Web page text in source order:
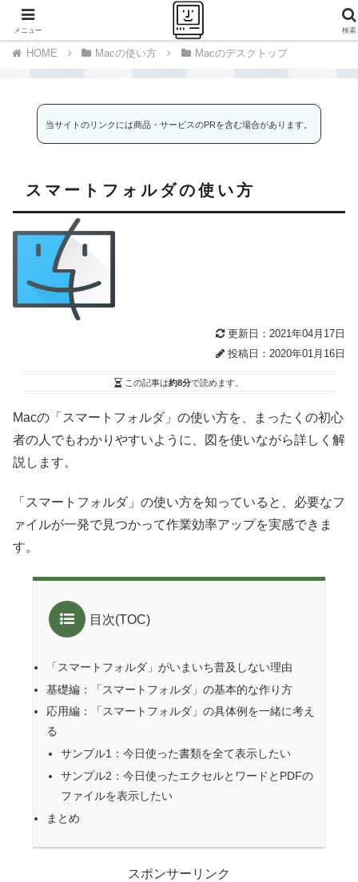
千里の道も一歩から
Macの使い方 Macのデスクトップ
当サイトのリンクには商品・サービスのPRを含む場合があります。
スマートフォルダの使い方
更新日：2021年04月17日
投稿日：2020年01月16日
この記事は約8分で読めます。
Macの「スマートフォルダ」の使い方を、まったくの初心
者の人でもわかりやすいように、図を使いながら詳しく解
説します。
「スマートフォルダ」の使い方を知っていると、必要なフ
ァイルが一発で見つかって作業効率アップを実感できま
す。
目次(TOC)
「スマートフォルダ」がいまいち普及しない理由
基礎編：「スマートフォルダ」の基本的な作り方
応用編：「スマートフォルダ」の具体例を一緒に考え
る
サンプル1：今日使った書類を全て表示したい
サンプル2：今日使ったエクセルとワードとPDFの
ファイルを表示したい
まとめ
スポンサーリンク
メニュー 検索